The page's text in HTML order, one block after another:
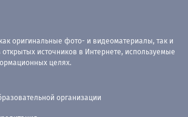
оригинальные фото- и видеоматериалы, так и
источников в Интернете, используемые
целях.
организации